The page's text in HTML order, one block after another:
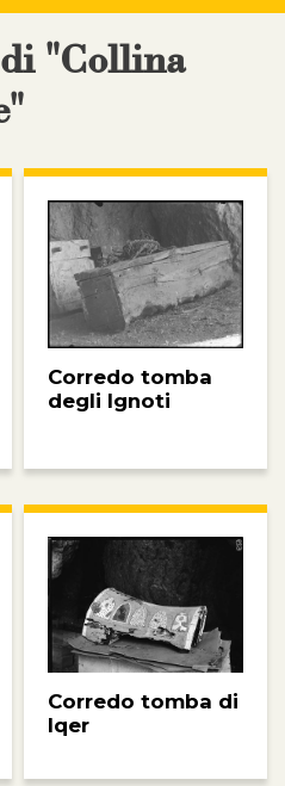
"Collina
Corredo tomba
degli Ignoti
Corredo tomba di
Iqer